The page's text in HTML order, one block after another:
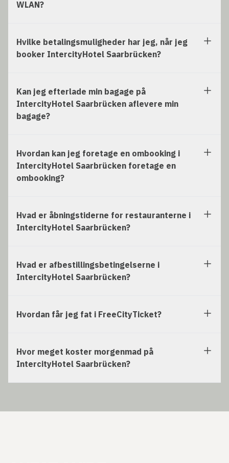
WLAN?
Hvilke betalingsmuligheder har jeg, når jeg
booker IntercityHotel Saarbrücken?
Kan jeg efterlade min bagage på
IntercityHotel Saarbrücken aflevere min
bagage?
Hvordan kan jeg foretage en ombooking i
IntercityHotel Saarbrücken foretage en
ombooking?
Hvad er åbningstiderne for restauranterne i
IntercityHotel Saarbrücken?
Hvad er afbestillingsbetingelserne i
IntercityHotel Saarbrücken?
Hvordan får jeg fat i FreeCityTicket?
Hvor meget koster morgenmad på
IntercityHotel Saarbrücken?